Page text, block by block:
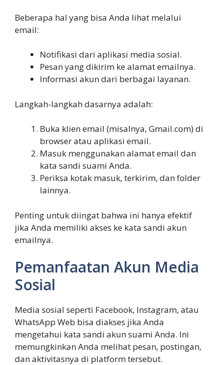
Beberapa hal yang bisa Anda lihat melalui
email:
Notifikasi dari aplikasi media sosial.
Pesan yang dikirim ke alamat emailnya.
Informasi akun dari berbagai layanan.
Langkah-langkah dasarnya adalah:
Buka klien email (misalnya, Gmail.com) di
browser atau aplikasi email.
Masuk menggunakan alamat email dan
kata sandi suami Anda.
Periksa kotak masuk, terkirim, dan folder
lainnya.
Penting untuk diingat bahwa ini hanya efektif
jika Anda memiliki akses ke kata sandi akun
emailnya.
Pemanfaatan Akun Media
Sosial
Media sosial seperti Facebook, Instagram, atau
WhatsApp Web bisa diakses jika Anda
mengetahui kata sandi akun suami Anda. Ini
memungkinkan Anda melihat pesan, postingan,
dan aktivitasnya di platform tersebut.